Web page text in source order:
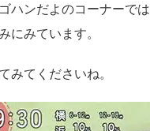
ハンだよのコーナーで
にみています。
みてくださいね。